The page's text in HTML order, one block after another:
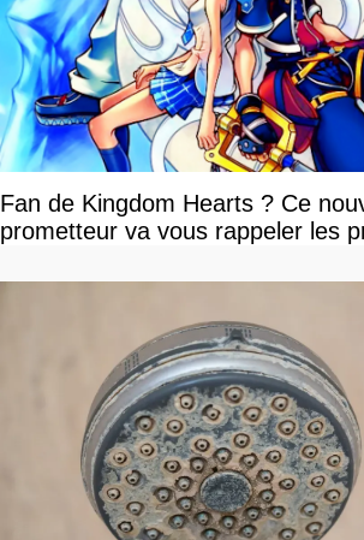
Fan de Kingdom Hearts ? Ce
prometteur va vous rappeler les